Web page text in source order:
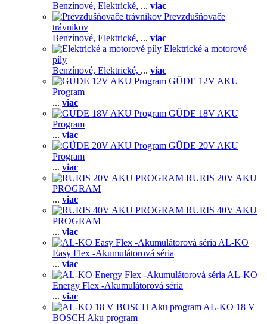
Benzínové, Elektrické, ... viac
Prevzdušňovače
trávnikov
Benzínové, Elektrické, ... viac
Elektrické a motorové
píly
Benzínové, Elektrické, ... viac
GÜDE 12V AKU
Program
... viac
GÜDE 18V AKU
Program
... viac
GÜDE 20V AKU
Program
... viac
RURIS 20V AKU
PROGRAM
... viac
RURIS 40V AKU
PROGRAM
... viac
AL-KO
Easy Flex -Akumulátorová séria
... viac
AL-KO
Energy Flex -Akumulátorová séria
... viac
AL-KO 18 V
BOSCH Aku program